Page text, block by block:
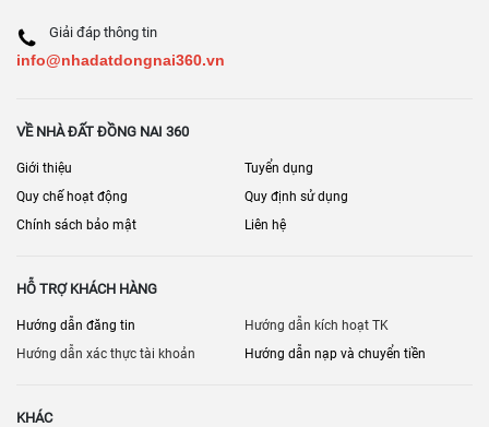
Giải đáp thông tin
info@nhadatdongnai360.vn
VỀ NHÀ ĐẤT ĐỒNG NAI 360
Giới thiệu
Tuyển dụng
Quy chế hoạt động
Quy định sử dụng
Chính sách bảo mật
Liên hệ
HỖ TRỢ KHÁCH HÀNG
Hướng dẫn đăng tin
Hướng dẫn kích hoạt TK
Hướng dẫn xác thực tài khoản
Hướng dẫn nạp và chuyển tiền
KHÁC